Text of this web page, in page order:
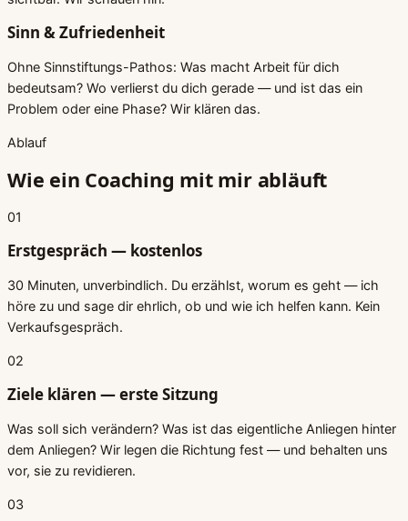
Sinn & Zufriedenheit
Ohne Sinnstiftungs-Pathos: Was macht Arbeit für dich
bedeutsam? Wo verlierst du dich gerade — und ist das ein
Problem oder eine Phase? Wir klären das.
Ablauf
Wie ein Coaching mit mir abläuft
01
Erstgespräch — kostenlos
30 Minuten, unverbindlich. Du erzählst, worum es geht — ich
höre zu und sage dir ehrlich, ob und wie ich helfen kann. Kein
Verkaufsgespräch.
02
Ziele klären — erste Sitzung
Was soll sich verändern? Was ist das eigentliche Anliegen hinter
dem Anliegen? Wir legen die Richtung fest — und behalten uns
vor, sie zu revidieren.
03